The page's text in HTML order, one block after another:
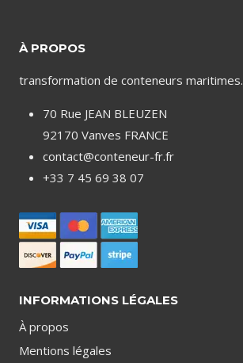
À PROPOS
transformation de conteneurs maritimes.
70 Rue JEAN BLEUZEN
92170 Vanves FRANCE
contact@conteneur-fr.fr
+33 7 45 69 38 07
INFORMATIONS LÉGALES
À propos
Mentions légales